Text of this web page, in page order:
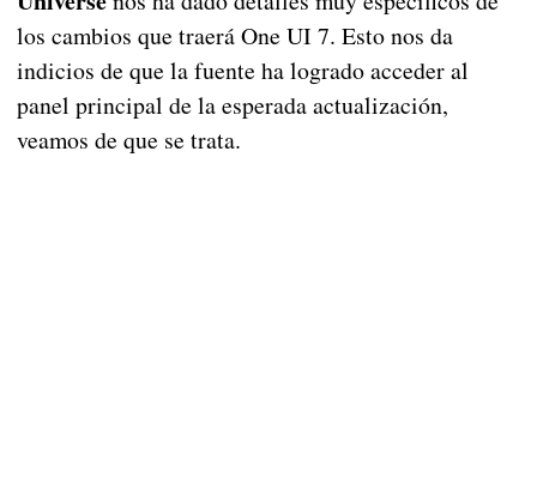
los cambios que traerá One UI 7. Esto nos da
indicios de que la fuente ha logrado acceder al
panel principal de la esperada actualización,
veamos de que se trata.